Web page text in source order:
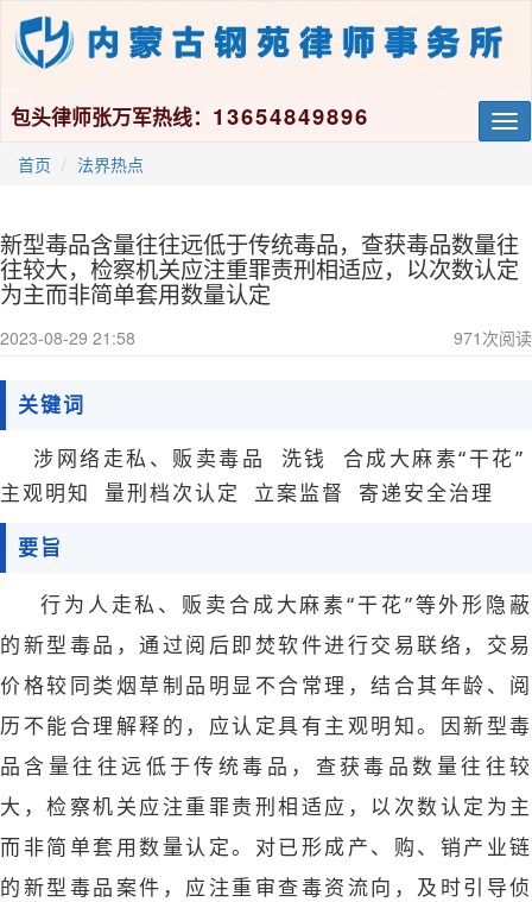
包头律师张万军热线： 13654849896
首页 法界热点
新型毒品含量往往远低于传统毒品，查获毒品数量往
往较大，检察机关应注重罪责刑相适应，以次数认定
为主而非简单套用数量认定
2023-08-29 21:58 971 次阅读
关键词
涉网络走私、贩卖毒品 洗钱 合成大麻素“干花”
主观明知 量刑档次认定 立案监督 寄递安全治理
要旨
行为人走私、贩卖合成大麻素“干花”等外形隐蔽
的新型毒品，通过阅后即焚软件进行交易联络，交易
价格较同类烟草制品明显不合常理，结合其年龄、阅
历不能合理解释的，应认定具有主观明知。因新型毒
品含量往往远低于传统毒品，查获毒品数量往往较
大，检察机关应注重罪责刑相适应，以次数认定为主
而非简单套用数量认定。对已形成产、购、销产业链
的新型毒品案件，应注重审查毒资流向，及时引导侦